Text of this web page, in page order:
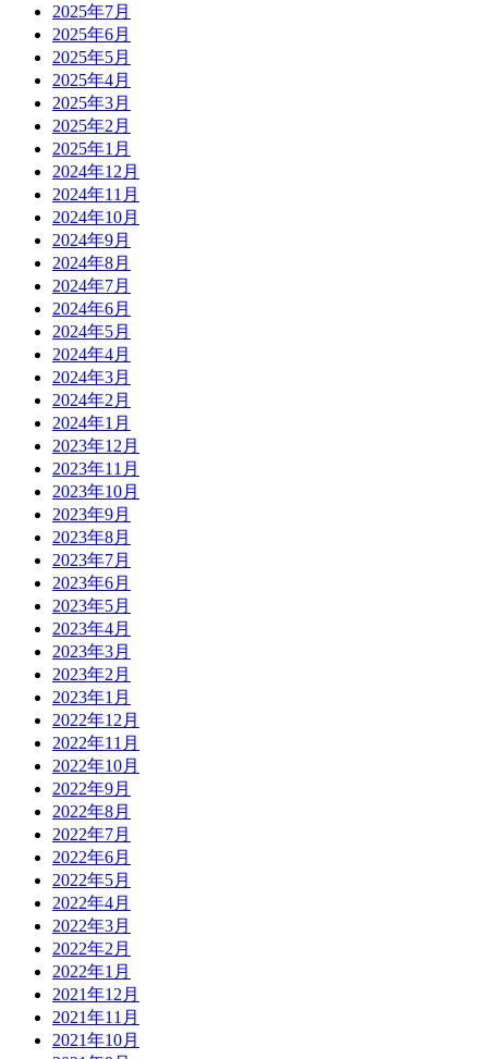
2025年7月
2025年6月
2025年5月
2025年4月
2025年3月
2025年2月
2025年1月
2024年12月
2024年11月
2024年10月
2024年9月
2024年8月
2024年7月
2024年6月
2024年5月
2024年4月
2024年3月
2024年2月
2024年1月
2023年12月
2023年11月
2023年10月
2023年9月
2023年8月
2023年7月
2023年6月
2023年5月
2023年4月
2023年3月
2023年2月
2023年1月
2022年12月
2022年11月
2022年10月
2022年9月
2022年8月
2022年7月
2022年6月
2022年5月
2022年4月
2022年3月
2022年2月
2022年1月
2021年12月
2021年11月
2021年10月